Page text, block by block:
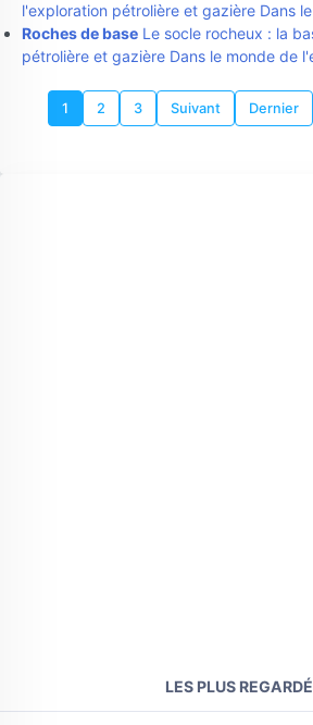
l'exploration pétrolière et gazière Dans
Roches de base Le socle rocheux : la
pétrolière et gazière Dans le monde de
1 2 3 Suivant Dernier
LES PLUS